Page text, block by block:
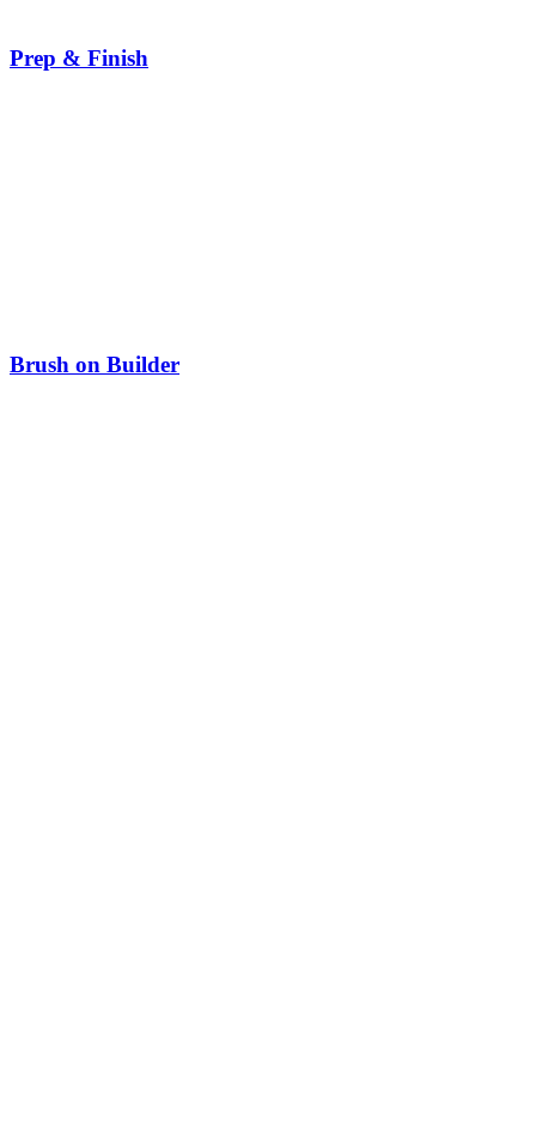
Prep & Finish
Brush on Builder